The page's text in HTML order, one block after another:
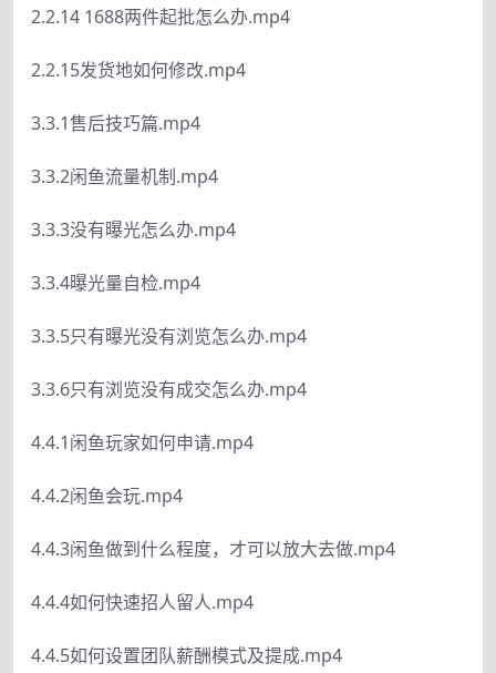
2.2.14 1688两件起批怎么办.mp4
2.2.15发货地如何修改.mp4
3.3.1售后技巧篇.mp4
3.3.2闲鱼流量机制.mp4
3.3.3没有曝光怎么办.mp4
3.3.4曝光量自检.mp4
3.3.5只有曝光没有浏览怎么办.mp4
3.3.6只有浏览没有成交怎么办.mp4
4.4.1闲鱼玩家如何申请.mp4
4.4.2闲鱼会玩.mp4
4.4.3闲鱼做到什么程度，才可以放大去做.mp4
4.4.4如何快速招人留人.mp4
4.4.5如何设置团队薪酬模式及提成.mp4